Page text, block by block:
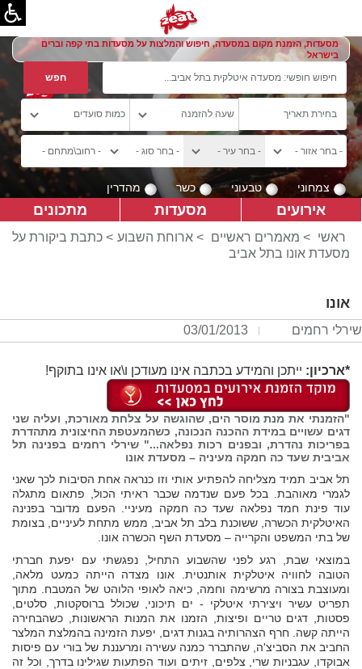
מסעדות, הזמנת מקום במסעדה, חיפוש והמלצות על מסעדות בתי קפה וברים
בישראל
צמחוני טבעוני כשר מהדרין
אירועים מסעדות מתכונים
ראשי > מאמרים ראשיים > ארוחת השבוע > כתבת ביקורת על
מסעדת אונו בתל אביב
אונו
שירלי רחמים 03/01/2013
*ארכיון: ייתכן והמידע בכתבה אינו מעודכן ו\או אינו בתוקף!
"הזמנתי את מנת מוסר הים, שהוגשה על צלחת מאורכת, ועליה שני
דגים עשויים במידת ההכנה הנכונה, כשהמעטפת החיצונית מתהדרת
בפריכות נהדרת, ובפנים רכות נפלאה..." שירלי רחמים בפנינה תל
אביבית שעד כה חמקה מעיניה – מסעדת אונו
תל אביב תמיד מצליחה להפתיע אותי וזו כנראה אחת הסיבות לכך שאני
לגמרי מאוהבת. בכל פעם שנדמה שכבר ראיתי הכול, פתאום מתגלה
עוד פינת חמד נפלאה שעד כה חמקה מעיניי. הפעם מדובר בפנינה
האיטלקית הכשרה, ששוכנת בלב תל אביב, ממש מתחת לעיניים, בצומת
של בתי המשפט והקרייה – מסעדת השף הכשרה אונו.
במוצאי שבת, רגע לפני שהשבוע התחיל, נפגשתי עם יפעת חברתי
הטובה לחוויה איטלקית אותנטית. אונו מצדה הייתה כמעט מלאה,
ומעוצבת בצורה מרשימה וחמה, כיאה לאופי הלוהט של המטבח. מתוך
תפריט עשיר ויצירתי איטלקי - ים תיכוני, שכולל ברוסקטות, סלטים,
פסטות, דגים טריים ופיצות, הזמנו את המנות הראשונות, כשהבחירה
הייתה קשה. חרף הצהרותיה בגנות דגים, יפעת הזמינה בהמלצת המלצר
החביב את הסביצ'ה, שהתברר כמנה עשירה ומרעננת של בורי עם פיסות
אבוקדו, עגבניות שרי, צלפים, זיתים ועוד הפתעות שגילינו בדרך, וכל זה